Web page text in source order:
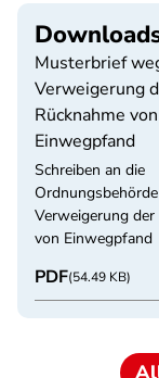
Musterbrief
Verweigerung
Rücknahme von
Einwegpfand
Schreiben an die
Verweigerung der
von Einwegpfand
PDF(54.49 KB)